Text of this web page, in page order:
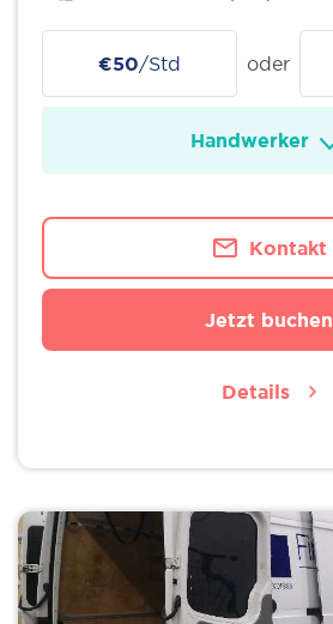
€50/Std oder
Handwerker
Kontakt
Jetzt buchen
Details